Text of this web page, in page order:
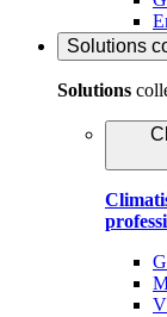
Solutions
Solutions